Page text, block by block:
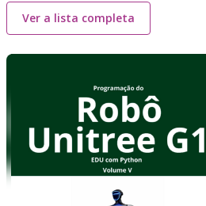
Ver a lista completa